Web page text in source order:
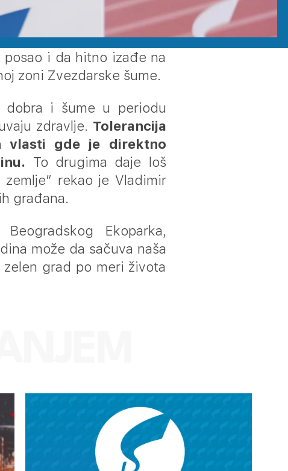
i da hitno izađe na
zoni Zvezdarske šume.
dobra i šume u periodu
zdravlje. Tolerancija
vlasti gde je direktno
To drugima daje loš
rekao je Vladimir
građana.
Ekoparka,
može da sačuva naša
grad po meri života